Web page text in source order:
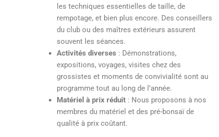
les techniques essentielles de taille, de
rempotage, et bien plus encore. Des conseillers
du club ou des maîtres extérieurs assurent
souvent les séances.
Activités diverses : Démonstrations,
expositions, voyages, visites chez des
grossistes et moments de convivialité sont au
programme tout au long de l’année.
Matériel à prix réduit: Nous proposons à nos
membres du matériel et des pré-bonsaï de
qualité à prix coûtant.